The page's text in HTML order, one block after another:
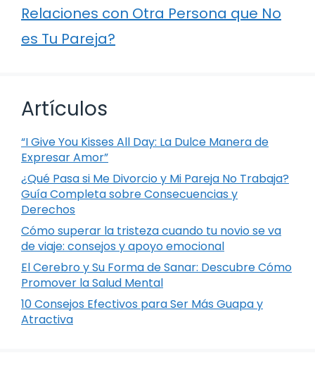
Relaciones con Otra Persona que No
es Tu Pareja?
Artículos
“I Give You Kisses All Day: La Dulce Manera de
Expresar Amor”
¿Qué Pasa si Me Divorcio y Mi Pareja No Trabaja?
Guía Completa sobre Consecuencias y
Derechos
Cómo superar la tristeza cuando tu novio se va
de viaje: consejos y apoyo emocional
El Cerebro y Su Forma de Sanar: Descubre Cómo
Promover la Salud Mental
10 Consejos Efectivos para Ser Más Guapa y
Atractiva